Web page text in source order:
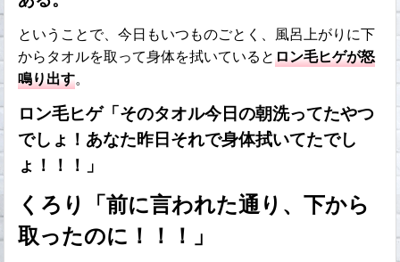
ということで、今日もいつものごとく、風呂上がりに下
からタオルを取って身体を拭いているとロン毛ヒゲが怒
鳴り出す。
ロン毛ヒゲ「そのタオル今日の朝洗ってたやつ
でしょ！あなた昨日それで身体拭いてたでし
ょ！！！」
くろり「前に言われた通り、下から
取ったのに！！！」